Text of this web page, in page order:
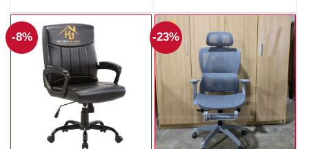
là:
2,800,000₫.
tại
2,400,000₫.
là:
2,310,000₫.
tại
-8% -23%